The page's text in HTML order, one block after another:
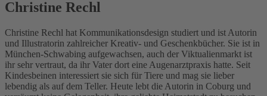
Christine Rechl
Christine Rechl hat Kommunikationsdesign studiert und ist Autorin
und Illustratorin zahlreicher Kreativ- und Geschenkbücher. Sie ist in
München-Schwabing aufgewachsen, auch der Viktualienmarkt ist
ihr sehr vertraut, da ihr Vater dort eine Augenarztpraxis hatte. Seit
Kindesbeinen interessiert sie sich für Tiere und mag sie lieber
lebendig als auf dem Teller. Heute lebt die Autorin in Coburg und